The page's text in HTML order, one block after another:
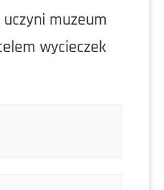
muzeum
wycieczek